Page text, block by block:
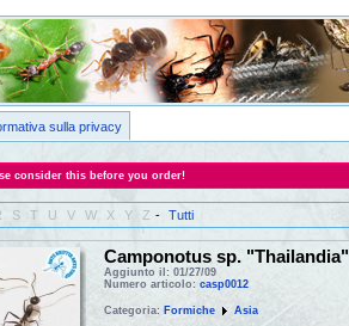
sulla privacy
consider this before you order!
S T U V W X Y Z - Tutti
Camponotus sp. "Thailandia"
Aggiunto il: 01/27/09
Numero articolo: casp0012
Categoria: Formiche Asia